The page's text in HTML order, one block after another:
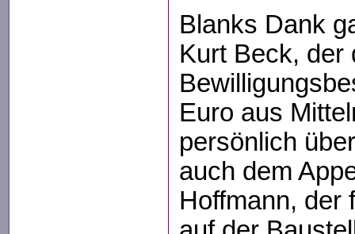
Blanks Dank
Kurt Beck, der
Euro aus
persönlich
auch dem
Hoffmann, der